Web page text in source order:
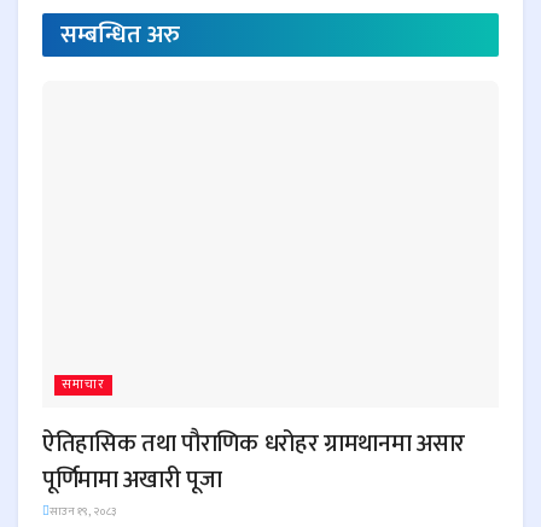
सम्बन्धितअरु
समाचार
ऐतिहासिक तथा पौराणिक धरोहर ग्रामथानमा असार
पूर्णिमामा अखारी पूजा
साउन १९, २०८३